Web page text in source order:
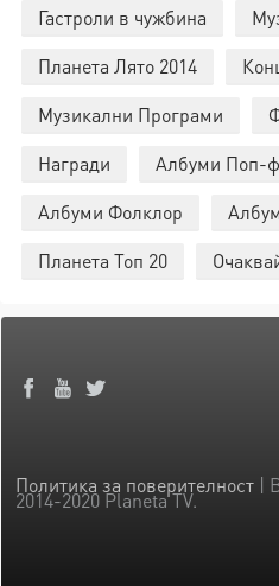
Гастроли в чужбина
Планета Лято 2014
Музикални Програми
Награди
Албуми Поп-
Албуми Фолклор
Планета Топ 20
Политика за поверителност |
2014-2020 Planeta TV.